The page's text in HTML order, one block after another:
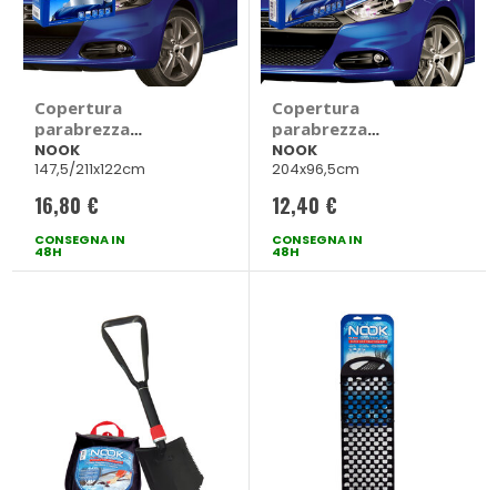
Copertura
parabrezza
Magnetico - NOOK
NOOK
147,5/211x122cm
16,80 €
CONSEGNA IN
48H
Copertura
parabrezza
Magnetico - NOOK
NOOK
204x96,5cm
12,40 €
CONSEGNA IN
48H